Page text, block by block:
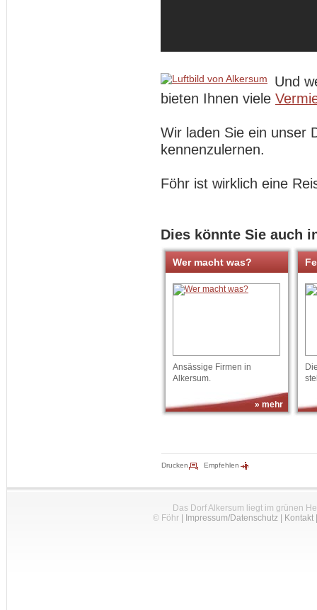
Und
bieten Ihnen viele
Wir laden Sie ein unser
kennenzulernen.
Föhr ist wirklich eine
Dies könnte Sie auch
Wer macht was?
Ansässige Firmen in
Alkersum.
» mehr
Drucken Empfehlen
Das Dorf Alkersum liegt im grünen
© Föhr| Impressum/Datenschutz| Kontakt